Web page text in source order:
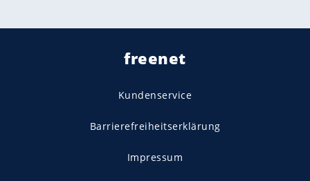
freenet
Kundenservice
Barrierefreiheitserklärung
Impressum